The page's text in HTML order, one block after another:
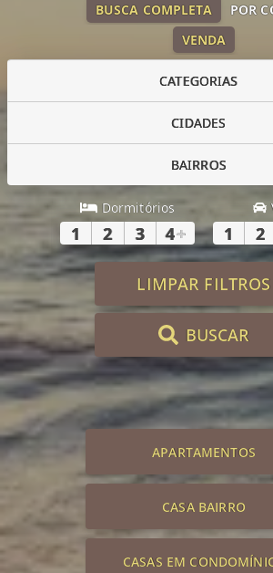
VENDA
BUSCA COMPLETA POR
CATEGORIAS
CIDADES
BAIRROS
Dormitórios
1 2 3 4+ 1 2
LIMPAR FILTROS
BUSCAR
APARTAMENTOS
CASA BAIRRO
CASAS EM